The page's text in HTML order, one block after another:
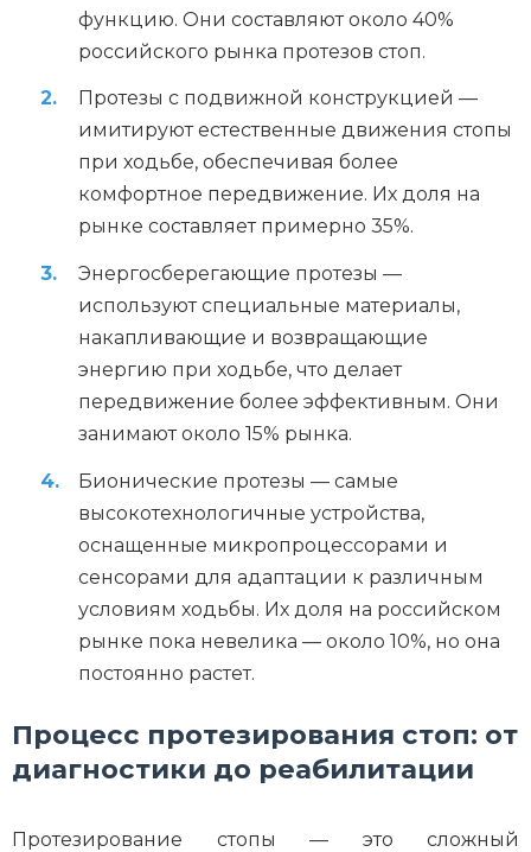
функцию. Они составляют около 40%
российского рынка протезов стоп.
Протезы с подвижной конструкцией —
имитируют естественные движения стопы
при ходьбе, обеспечивая более
комфортное передвижение. Их доля на
рынке составляет примерно 35%.
Энергосберегающие протезы —
используют специальные материалы,
накапливающие и возвращающие
энергию при ходьбе, что делает
передвижение более эффективным. Они
занимают около 15% рынка.
Бионические протезы — самые
высокотехнологичные устройства,
оснащенные микропроцессорами и
сенсорами для адаптации к различным
условиям ходьбы. Их доля на российском
рынке пока невелика — около 10%, но она
постоянно растет.
Процесс протезирования стоп: от
диагностики до реабилитации
Протезирование стопы — это сложный